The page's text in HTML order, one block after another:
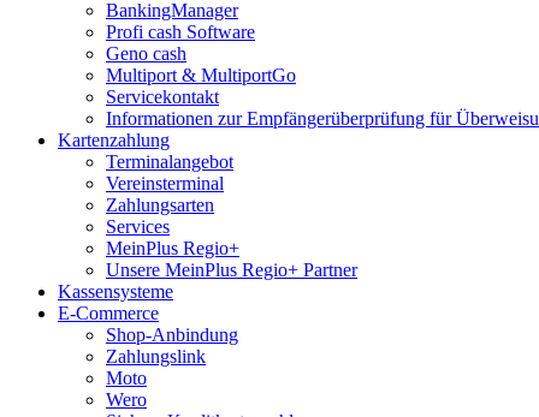
BankingManager
Profi cash Software
Geno cash
Multiport & MultiportGo
Servicekontakt
Informationen zur Empfängerüberprüfung für
Kartenzahlung
Terminalangebot
Vereinsterminal
Zahlungsarten
Services
MeinPlus Regio+
Unsere MeinPlus Regio+ Partner
Kassensysteme
E-Commerce
Shop-Anbindung
Zahlungslink
Moto
Wero